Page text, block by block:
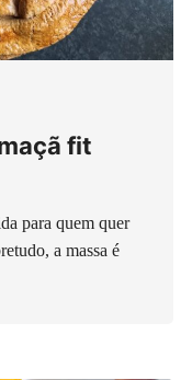
fit
para quem quer
a massa é